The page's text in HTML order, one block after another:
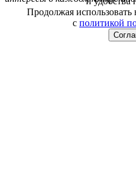
Продолжая использовать
с политикой